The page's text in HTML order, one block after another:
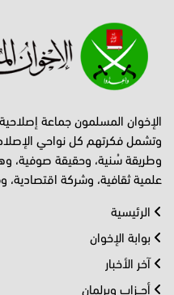
الإخوان المسلمون جماعة
وتشمل فكرتهم كل نواحي
وطريقة سُنية، وحقيقة صوفية،
علمية ثقافية، وشركة اقتصادية،
الرئيسية
بوابة الإخوان
آخر الأخبار
أحــزاب وبرلمان